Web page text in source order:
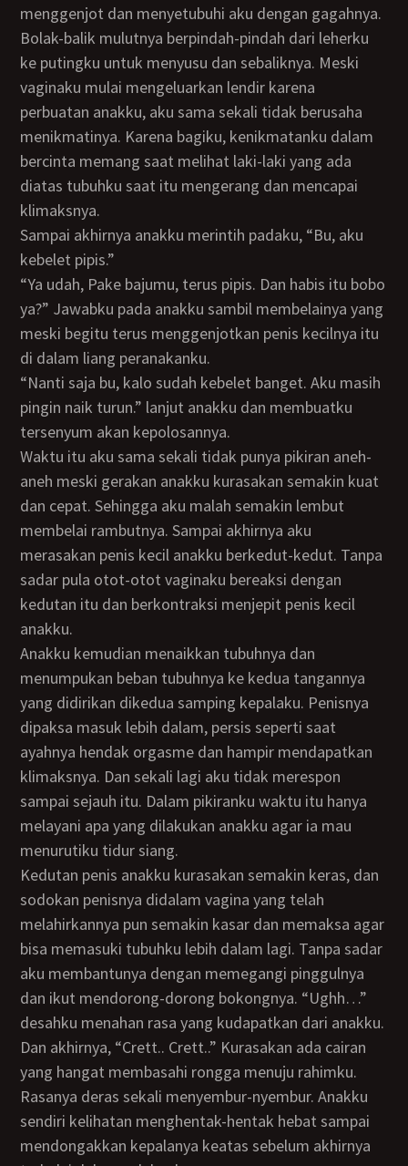
menggenjot dan menyetubuhi aku dengan gagahnya.
Bolak-balik mulutnya berpindah-pindah dari leherku
ke putingku untuk menyusu dan sebaliknya. Meski
vaginaku mulai mengeluarkan lendir karena
perbuatan anakku, aku sama sekali tidak berusaha
menikmatinya. Karena bagiku, kenikmatanku dalam
bercinta memang saat melihat laki-laki yang ada
diatas tubuhku saat itu mengerang dan mencapai
klimaksnya.
Sampai akhirnya anakku merintih padaku, “Bu, aku
kebelet pipis.”
“Ya udah, Pake bajumu, terus pipis. Dan habis itu bobo
ya?” Jawabku pada anakku sambil membelainya yang
meski begitu terus menggenjotkan penis kecilnya itu
di dalam liang peranakanku.
“Nanti saja bu, kalo sudah kebelet banget. Aku masih
pingin naik turun.” lanjut anakku dan membuatku
tersenyum akan kepolosannya.
Waktu itu aku sama sekali tidak punya pikiran aneh-
aneh meski gerakan anakku kurasakan semakin kuat
dan cepat. Sehingga aku malah semakin lembut
membelai rambutnya. Sampai akhirnya aku
merasakan penis kecil anakku berkedut-kedut. Tanpa
sadar pula otot-otot vaginaku bereaksi dengan
kedutan itu dan berkontraksi menjepit penis kecil
anakku.
Anakku kemudian menaikkan tubuhnya dan
menumpukan beban tubuhnya ke kedua tangannya
yang didirikan dikedua samping kepalaku. Penisnya
dipaksa masuk lebih dalam, persis seperti saat
ayahnya hendak orgasme dan hampir mendapatkan
klimaksnya. Dan sekali lagi aku tidak merespon
sampai sejauh itu. Dalam pikiranku waktu itu hanya
melayani apa yang dilakukan anakku agar ia mau
menurutiku tidur siang.
Kedutan penis anakku kurasakan semakin keras, dan
sodokan penisnya didalam vagina yang telah
melahirkannya pun semakin kasar dan memaksa agar
bisa memasuki tubuhku lebih dalam lagi. Tanpa sadar
aku membantunya dengan memegangi pinggulnya
dan ikut mendorong-dorong bokongnya. “Ughh…”
desahku menahan rasa yang kudapatkan dari anakku.
Dan akhirnya, “Crett.. Crett..” Kurasakan ada cairan
yang hangat membasahi rongga menuju rahimku.
Rasanya deras sekali menyembur-nyembur. Anakku
sendiri kelihatan menghentak-hentak hebat sampai
mendongakkan kepalanya keatas sebelum akhirnya